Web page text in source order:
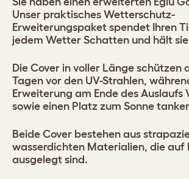
Unser praktisches Wetterschutz-
Erweiterungspaket spendet Ihren
jedem Wetter Schatten und hält
Die Cover in voller Länge schützen
Tagen vor den UV-Strahlen,
Erweiterung am Ende des Auslaufs
sowie einen Platz zum Sonne
Beide Cover bestehen aus
wasserdichten Materialien, die auf
ausgelegt sind.